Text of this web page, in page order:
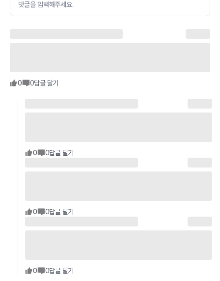
댓글을 입력해주세요.
0 0답글 달기
0 0답글 달기
0 0답글 달기
0 0답글 달기